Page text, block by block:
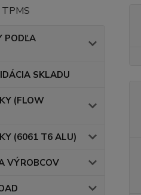
TPMS
PODĽA
SKLADU
(FLOW
(6061 T6 ALU)
VÝROBCOV